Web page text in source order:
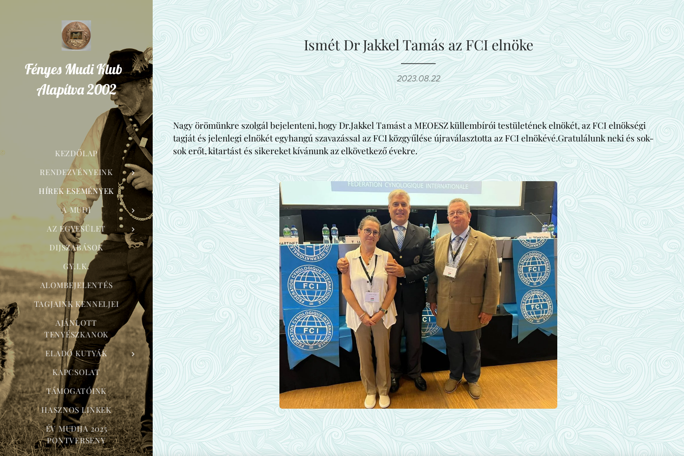
Fényes Mudi Klub
Alapítva 2002
KEZDŐLAP
RENDEZVÉNYEINK
HÍREK ESEMÉNYEK
A MUDI
AZ EGYESÜLET
DIJSZABÁSOK
GY.I.K.
ALOMBEJELENTÉS
TAGJAINK KENNELJEI
AJÁNLOTT
TENYÉSZKANOK
ELADÓ KUTYÁK
KAPCSOLAT
TÁMOGATÓINK
HASZNOS LINKEK
ÉV MUDIJA 2025
PONTVERSENY
Ismét Dr Jakkel Tamás az FCI elnöke
2023.08.22
Nagy örömünkre szolgál bejelenteni, hogy Dr.Jakkel Tamást a MEOESZ küllembírói testületének elnökét, az FCI elnökségi
tagját és jelenlegi elnökét egyhangú szavazással az FCI közgyűlése újraválasztotta az FCI elnökévé.Gratulálunk neki és sok-
sok erőt, kitartást és sikereket kívánunk az elkövetkező évekre.